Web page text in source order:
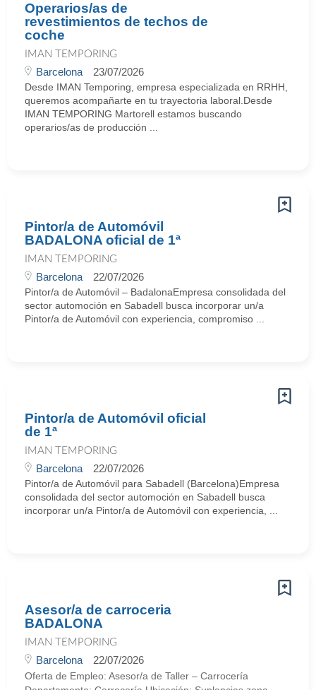
Operarios/as de
revestimientos de techos de
coche
IMAN TEMPORING
Barcelona 23/07/2026
Desde IMAN Temporing, empresa especializada en RRHH,
queremos acompañarte en tu trayectoria laboral.Desde
IMAN TEMPORING Martorell estamos buscando
operarios/as de producción ...
Pintor/a de Automóvil
BADALONA oficial de 1ª
IMAN TEMPORING
Barcelona 22/07/2026
Pintor/a de Automóvil – BadalonaEmpresa consolidada del
sector automoción en Sabadell busca incorporar un/a
Pintor/a de Automóvil con experiencia, compromiso ...
Pintor/a de Automóvil oficial
de 1ª
IMAN TEMPORING
Barcelona 22/07/2026
Pintor/a de Automóvil para Sabadell (Barcelona)Empresa
consolidada del sector automoción en Sabadell busca
incorporar un/a Pintor/a de Automóvil con experiencia, ...
Asesor/a de carroceria
BADALONA
IMAN TEMPORING
Barcelona 22/07/2026
Oferta de Empleo: Asesor/a de Taller – Carrocería